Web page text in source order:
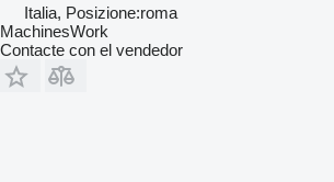
Italia, Posizione:roma
MachinesWork
Contacte con el vendedor